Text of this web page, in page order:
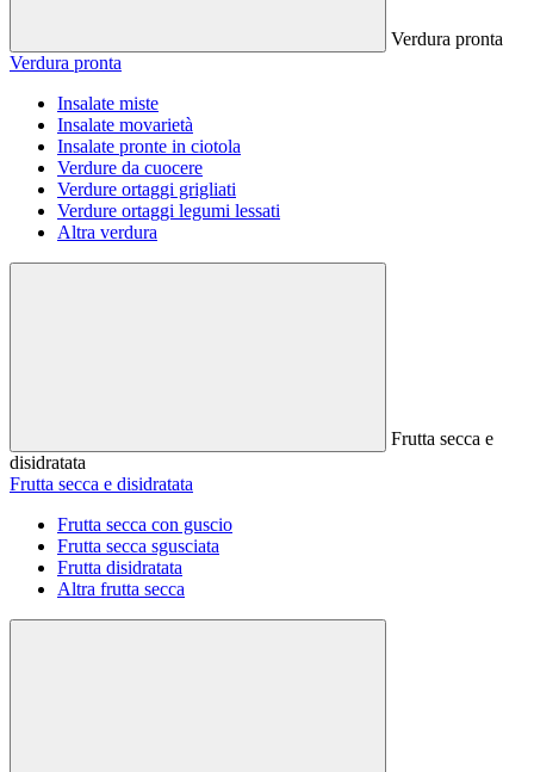
Verdura pronta
Verdura pronta
Insalate miste
Insalate movarietà
Insalate pronte in ciotola
Verdure da cuocere
Verdure ortaggi grigliati
Verdure ortaggi legumi lessati
Altra verdura
Frutta secca e
disidratata
Frutta secca e disidratata
Frutta secca con guscio
Frutta secca sgusciata
Frutta disidratata
Altra frutta secca